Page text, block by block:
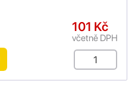
101 Kč
včetně DPH